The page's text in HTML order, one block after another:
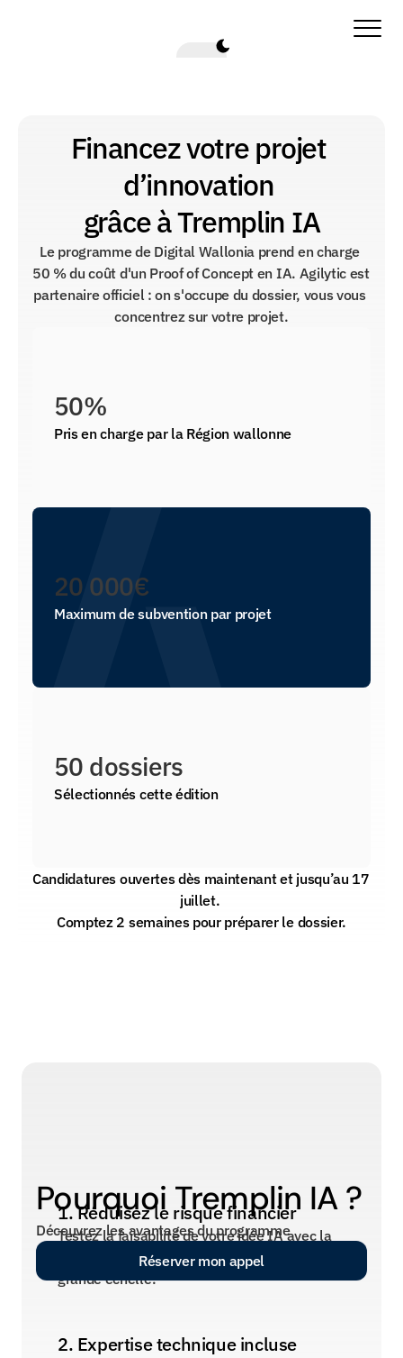
Financez votre projet
d’innovation
grâce à Tremplin IA
Le programme de Digital Wallonia prend en charge
50 % du coût d'un Proof of Concept en IA. Agilytic est
partenaire officiel : on s'occupe du dossier, vous vous
concentrez sur votre projet.
50%
Pris en charge par la Région wallonne
20 000€
Maximum de subvention par projet
50 dossiers
Sélectionnés cette édition
Candidatures ouvertes dès maintenant et jusqu’au 17
juillet.
Comptez 2 semaines pour préparer le dossier.
Pourquoi Tremplin IA ?
Découvrez les avantages du programme
Réserver mon appel
1. Réduisez le risque financier
Testez la faisabilité de votre idée IA avec la
moitié du budget avant de vous engager à
grande échelle.
2. Expertise technique incluse